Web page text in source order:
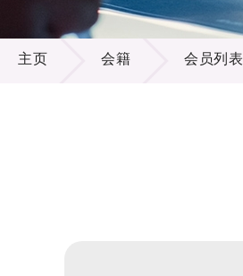
会籍
主页 会籍 会员列表